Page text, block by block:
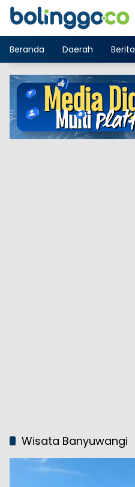
Langsung
Beranda
Daerah Berita
Wisata Banyuwangi